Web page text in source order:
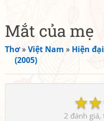
Mắt của mẹ
Thơ»Việt Nam » Hiện đại
(2005)
☆
☆
2